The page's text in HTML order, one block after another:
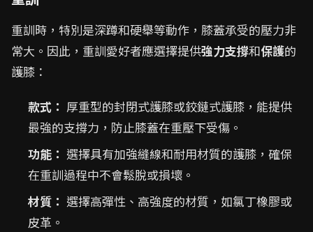
重訓時，特別是深蹲和硬舉等動作，膝蓋承受的壓力非
常大。因此，重訓愛好者應選擇提供強力支撐和保護的
護膝：
款式： 厚重型的封閉式護膝或鉸鏈式護膝，能提供
最強的支撐力，防止膝蓋在重壓下受傷。
功能： 選擇具有加強縫線和耐用材質的護膝，確保
在重訓過程中不會鬆脫或損壞。
材質： 選擇高彈性、高強度的材質，如氯丁橡膠或
皮革。